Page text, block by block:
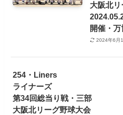
大阪北
開催・
2024年6月
254・Liners
ライナーズ
第34回総当り戦・三部
大阪北リーグ野球大会